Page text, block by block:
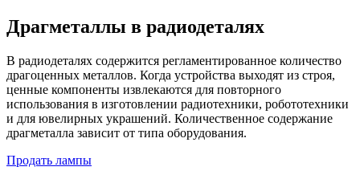
Драгметаллы в радиодеталях
В радиодеталях содержится регламентированное количество
драгоценных металлов. Когда устройства выходят из строя,
ценные компоненты извлекаются для повторного
использования в изготовлении радиотехники, робототехники
и для ювелирных украшений. Количественное содержание
драгметалла зависит от типа оборудования.
Продать лампы